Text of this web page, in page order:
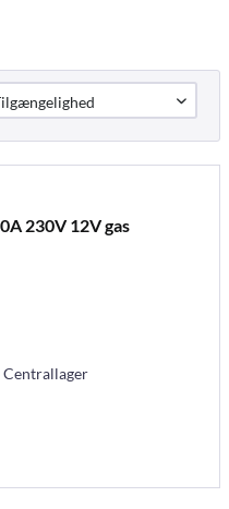
230V 12V gas
Centrallager